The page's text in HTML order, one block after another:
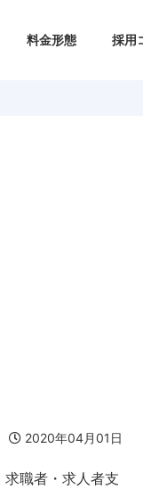
料金形態 採用
2020年04月01日
職者・求人者支